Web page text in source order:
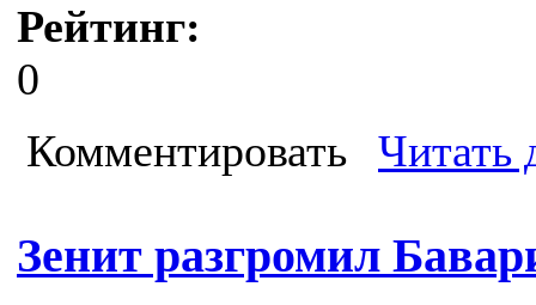
Рейтинг:
0
Комментировать
Читать
Зенит разгромил